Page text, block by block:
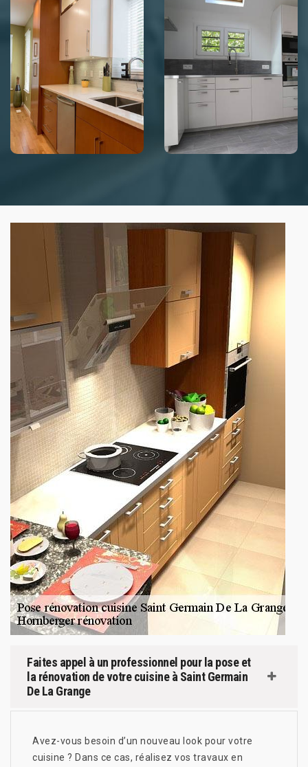
Faites appel à un professionnel pour la pose et
la rénovation de votre cuisine à Saint Germain
De La Grange
Avez-vous besoin d’un nouveau look pour votre
cuisine ? Dans ce cas, réalisez vos travaux en